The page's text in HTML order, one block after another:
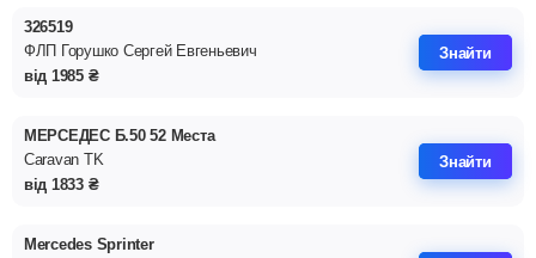
326519
ФЛП Горушко Сергей Евгеньевич
від 1985 ₴
Знайти
МЕРСЕДЕС Б.50 52 Места
Caravan TK
від 1833 ₴
Знайти
Mercedes Sprinter